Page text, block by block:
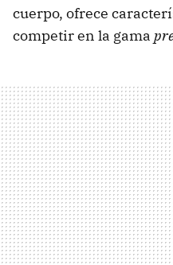
cuerpo, ofrece
competir en la gama